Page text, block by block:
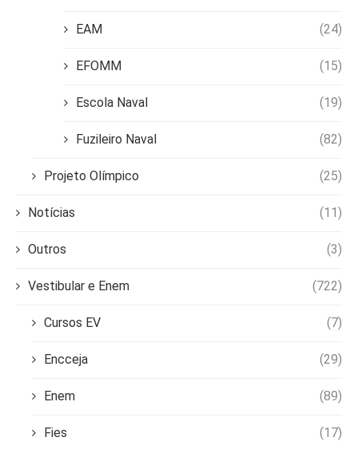
EAM (24)
EFOMM (15)
Escola Naval (19)
Fuzileiro Naval (82)
Projeto Olímpico (25)
Notícias (11)
Outros (3)
Vestibular e Enem (722)
Cursos EV (7)
Encceja (29)
Enem (89)
Fies (17)